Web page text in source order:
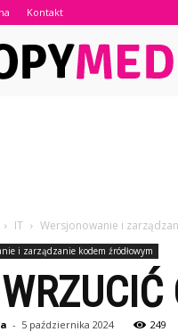
Kontakt
IT Wersjonowanie i
i zarządzanie kodem źródłowym
- 5 października 2024 249